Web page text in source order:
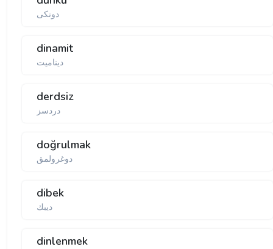
دونكی
dinamit
دینامیت
derdsiz
دردسز
doğrulmak
دوغرولمق
dibek
دیبك
dinlenmek